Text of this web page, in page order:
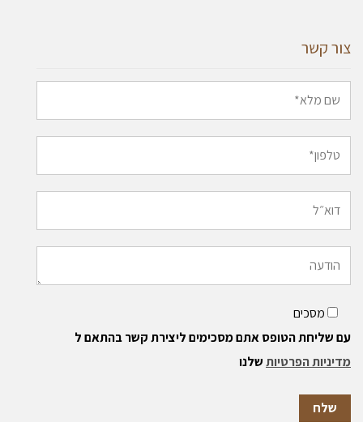
צור קשר
מסכים
עם שליחת הטופס אתם מסכימים ליצירת קשר בהתאם ל
מדיניות הפרטיותשלנו